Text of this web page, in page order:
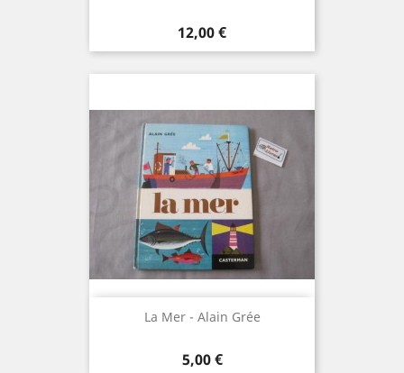
Prix
12,00 €
La Mer - Alain Grée
Prix
5,00 €